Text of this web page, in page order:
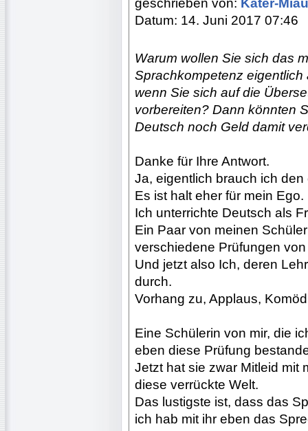
geschrieben von: Kater-
Datum: 14. Juni 2017 07:46
Warum wollen Sie sich das
Sprachkompetenz
wenn Sie sich auf die
vorbereiten? Dann könnten
Deutsch noch Geld damit
Danke für Ihre Antwort.
Ja, eigentlich brauch ich
Es ist halt eher für mein Ego.
Ich unterrichte Deutsch als
Ein Paar von meinen
verschiedene Prüfungen
Und jetzt also Ich, deren
durch.
Vorhang zu, Applaus,
Eine Schülerin von mir, die
eben diese Prüfung
Jetzt hat sie zwar Mitleid mit
diese verrückte Welt.
Das lustigste ist, dass das
ich hab mit ihr eben das